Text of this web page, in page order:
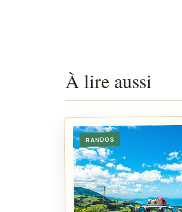
À lire aussi
RANDOS